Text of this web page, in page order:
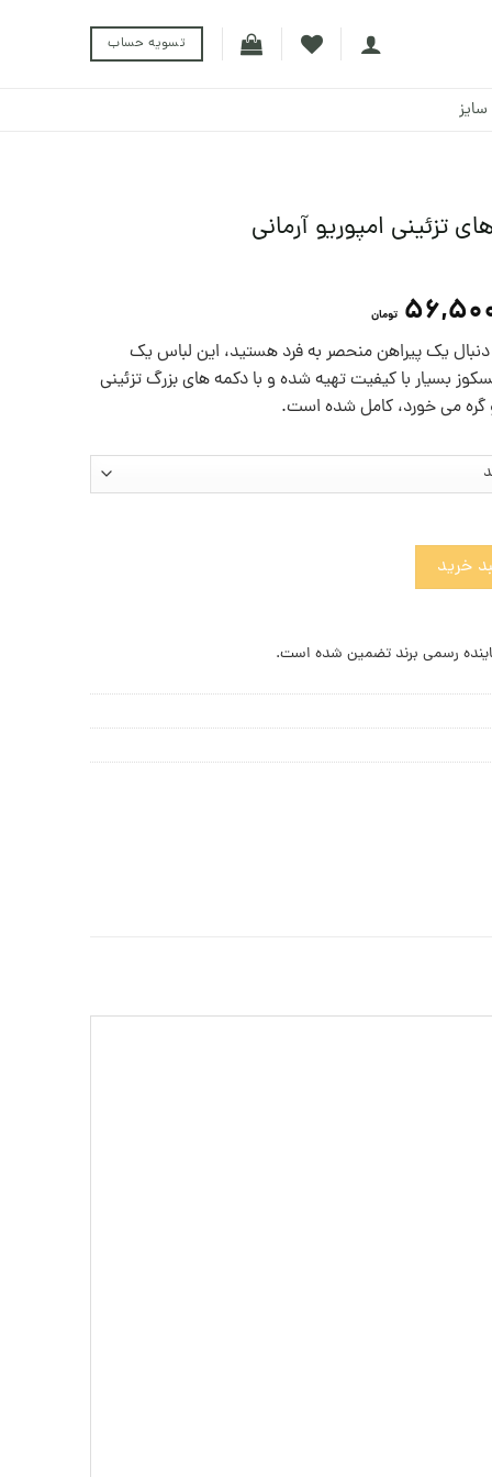
تسویه حساب
تزئینی امپوریو آرمانی
تومان
دنبال یک پیراهن منحصر به فرد هستید، این لباس یک
بسیار با کیفیت تهیه شده و با دکمه های بزرگ تزئينی
گره می خورد، کامل شده است.
آرمانی عددخرید
رسمی برند تضمین شده است.